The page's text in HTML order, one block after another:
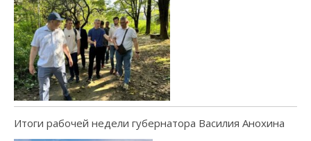
Итоги рабочей недели губернатора Василия Анохина